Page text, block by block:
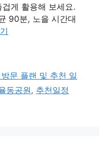
게 활용해 보세요.
90분, 노을 시간대
문 플랜 및 추천 일
동공원 , 추천일정